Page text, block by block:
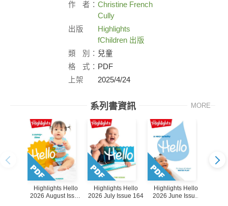
作 者： Christine French
Cully
出版
Highlights
fChildren 出版
類
別： 兒童
格
式： PDF
上架
2025/4/24
系列書資訊 MORE
Highlights Hello
2026 August Issue
Highlights Hello
2026 July Issue 164
Highlights Hello
2026 June Issue